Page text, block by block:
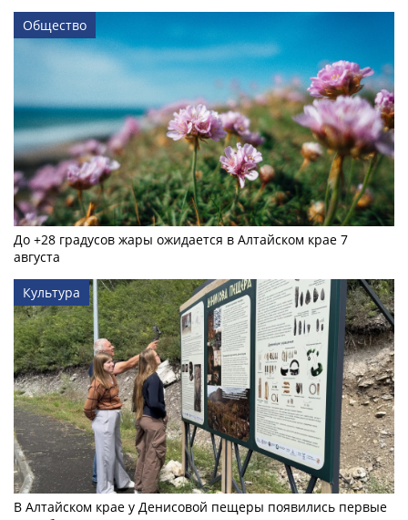
Общество
До +28 градусов жары ожидается в Алтайском крае 7
августа
Культура
В Алтайском крае у Денисовой пещеры появились первые